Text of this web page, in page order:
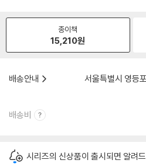
종이책
15,210원
배송안내
서울특별시 영등
배송비
시리즈의 신상품이 출시되면 알려